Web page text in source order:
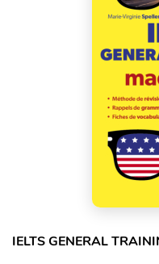
IELTS GENERAL